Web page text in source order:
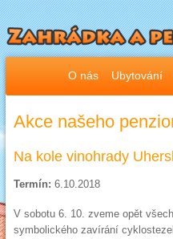
O nás Ubytování
Akce našeho
Na kole vinohrady
Termín: 6.10.2018
V sobotu 6. 10. zveme opět
symbolického zavírání